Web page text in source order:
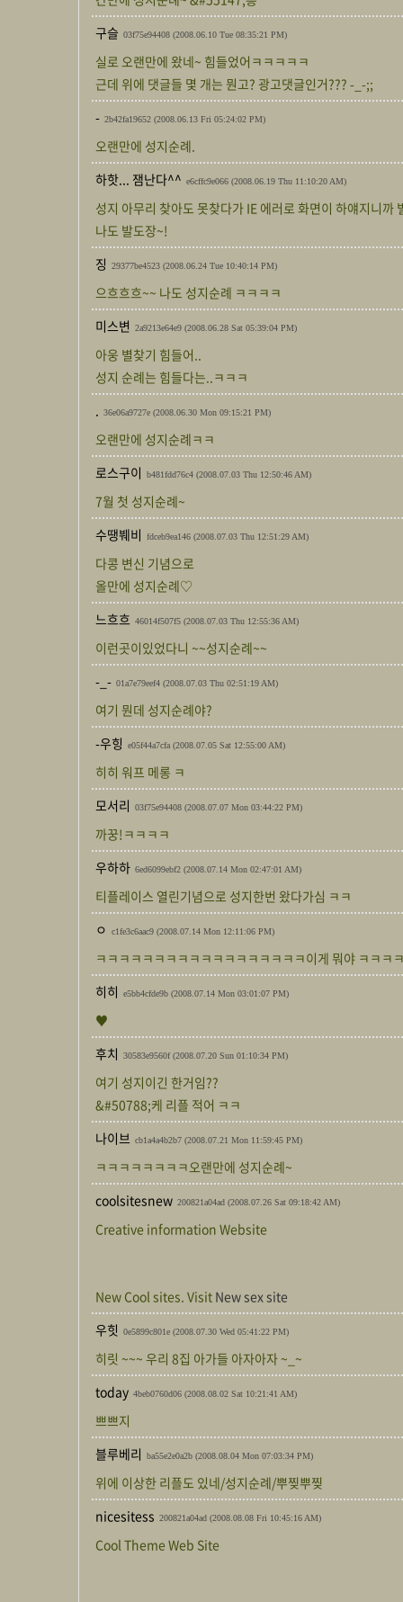
구슬 03f75e94408 (2008.06.10 Tue 08:35:21 PM)
실로 오랜만에 왔네~ 힘들었어ㅋㅋㅋㅋㅋ
근데 위에 댓글들 몇 개는 뭔고? 광고댓글인거??? -_-;;
- 2b42fa19652 (2008.06.13 Fri 05:24:02 PM)
오랜만에 성지순례.
하핫... 잼난다^^ e6cffc9e066 (2008.06.19 Thu 11:10:20 AM)
성지 아무리 찾아도 못찾다가 IE 에러로 화면이 하얘지니까
나도 발도장~!
징
29377be4523 (2008.06.24 Tue 10:40:14 PM)
으흐흐흐~~ 나도 성지순례 ㅋㅋㅋㅋ
미스변
2a9213e64e9 (2008.06.28 Sat 05:39:04 PM)
아웅 별찾기 힘들어..
성지 순례는 힘들다는..ㅋㅋㅋ
. 36e06a9727e (2008.06.30 Mon 09:15:21 PM)
오랜만에 성지순례ㅋㅋ
로스구이
b481fdd76c4 (2008.07.03 Thu 12:50:46 AM)
7월 첫 성지순례~
수땡붸비
fdceb9ea146 (2008.07.03 Thu 12:51:29 AM)
다콩 변신 기념으로
올만에 성지순례♡
느흐흐 46014f507f5 (2008.07.03 Thu 12:55:36 AM)
이런곳이있었다니 ~~성지순례~~
-_- 01a7e79eef4 (2008.07.03 Thu 02:51:19 AM)
여기 뭔데 성지순례야?
-우힝
e05f44a7cfa (2008.07.05 Sat 12:55:00 AM)
히히 워프 메롱 ㅋ
모서리
03f75e94408 (2008.07.07 Mon 03:44:22 PM)
까꿍!ㅋㅋㅋㅋ
우하하 6ed6099ebf2 (2008.07.14 Mon 02:47:01 AM)
티플레이스 열린기념으로 성지한번 왔다가심 ㅋㅋ
ㅇ
c1fe3c6aac9 (2008.07.14 Mon 12:11:06 PM)
ㅋㅋㅋㅋㅋㅋㅋㅋㅋㅋㅋㅋㅋㅋㅋㅋㅋㅋ이게 뭐야 ㅋㅋㅋ
히히
e5bb4cfde9b (2008.07.14 Mon 03:01:07 PM)
♥
후치
30583e9560f (2008.07.20 Sun 01:10:34 PM)
여기 성지이긴 한거임??
&#50788;케 리플 적어 ㅋㅋ
나이브 cb1a4a4b2b7 (2008.07.21 Mon 11:59:45 PM)
ㅋㅋㅋㅋㅋㅋㅋㅋ오랜만에 성지순례~
coolsitesnew 200821a04ad (2008.07.26 Sat 09:18:42 AM)
Creative information Website
New Cool sites. Visit New sex site
우힛
0e5899c801e (2008.07.30 Wed 05:41:22 PM)
히릿 ~~~ 우리 8집 아가들 아자아자 ~_~
today 4beb0760d06 (2008.08.02 Sat 10:21:41 AM)
쁘쁘지
블루베리
ba55e2e0a2b (2008.08.04 Mon 07:03:34 PM)
위에 이상한 리플도 있네/성지순례/뿌찢뿌찢
nicesitess 200821a04ad (2008.08.08 Fri 10:45:16 AM)
Cool Theme Web Site